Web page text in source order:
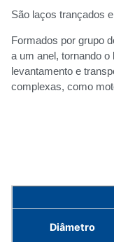
São laços trançados
Formados por grupo
a um anel, tornando
levantamento e
complexas, como
Diâmetro